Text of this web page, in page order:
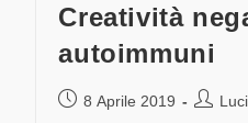
Creatività
autoimmuni
8 Aprile 2019